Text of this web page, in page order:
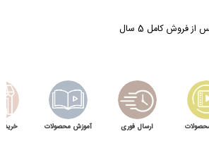
کامل 5 سال
ارسال فوری آموزش محصولات خرید